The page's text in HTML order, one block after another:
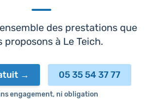
des prestations que
proposons à Le Teich.
05 35 54 37 77
engagement, ni obligation